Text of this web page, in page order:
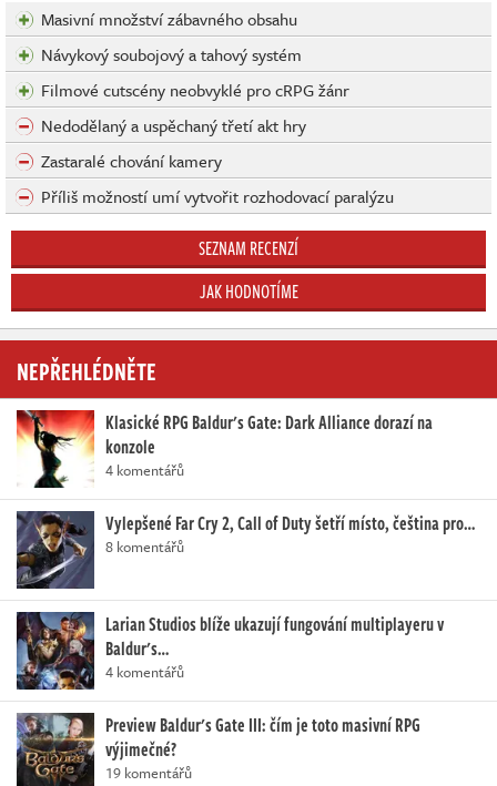
Masivní množství zábavného obsahu
Návykový soubojový a tahový systém
Filmové cutscény neobvyklé pro cRPG žánr
Nedodělaný a uspěchaný třetí akt hry
Zastaralé chování kamery
Příliš možností umí vytvořit rozhodovací paralýzu
SEZNAM RECENZÍ
JAK HODNOTÍME
NEPŘEHLÉDNĚTE
Klasické RPG Baldur's Gate: Dark Alliance dorazí na
konzole
4 komentářů
Vylepšené Far Cry 2, Call of Duty šetří místo, čeština pro…
8 komentářů
Larian Studios blíže ukazují fungování multiplayeru v
Baldur's…
4 komentářů
Preview Baldur's Gate III: čím je toto masivní RPG
výjimečné?
19 komentářů